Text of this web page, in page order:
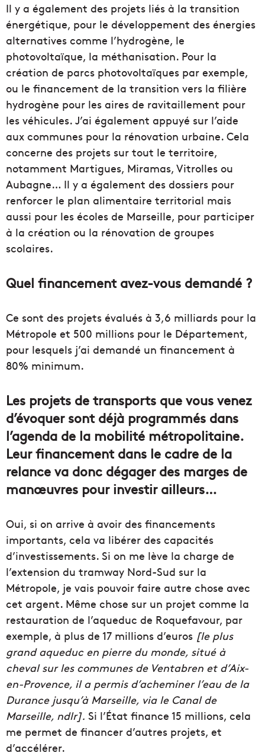
Il y a également des projets liés à la transition
énergétique, pour le développement des énergies
alternatives comme l’hydrogène, le
photovoltaïque, la méthanisation. Pour la
création de parcs photovoltaïques par exemple,
ou le financement de la transition vers la filière
hydrogène pour les aires de ravitaillement pour
les véhicules. J’ai également appuyé sur l’aide
aux communes pour la rénovation urbaine. Cela
concerne des projets sur tout le territoire,
notamment Martigues, Miramas, Vitrolles ou
Aubagne… Il y a également des dossiers pour
renforcer le plan alimentaire territorial mais
aussi pour les écoles de Marseille, pour participer
à la création ou la rénovation de groupes
scolaires.
Quel financement avez-vous demandé ?
Ce sont des projets évalués à 3,6 milliards pour la
Métropole et 500 millions pour le Département,
pour lesquels j’ai demandé un financement à
80% minimum.
Les projets de transports que vous venez
d’évoquer sont déjà programmés dans
l’agenda de la mobilité métropolitaine.
Leur financement dans le cadre de la
relance va donc dégager des marges de
manœuvres pour investir ailleurs…
Oui, si on arrive à avoir des financements
importants, cela va libérer des capacités
d’investissements. Si on me lève la charge de
l’extension du tramway Nord-Sud sur la
Métropole, je vais pouvoir faire autre chose avec
cet argent. Même chose sur un projet comme la
restauration de l’aqueduc de Roquefavour, par
exemple, à plus de 17 millions d’euros [le plus
grand aqueduc en pierre du monde, situé à
cheval sur les communes de Ventabren et d’Aix-
en-Provence, il a permis d’acheminer l’eau de la
Durance jusqu’à Marseille, via le Canal de
Marseille, ndlr]. Si l’État finance 15 millions, cela
me permet de financer d’autres projets, et
d’accélérer.